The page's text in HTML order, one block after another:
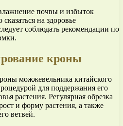
почвы и избыток
на здоровье
соблюдать рекомендации по
кроны
можжевельника китайского
для поддержания его
растения. Регулярная обрезка
и форму растения, а также
ветвей.